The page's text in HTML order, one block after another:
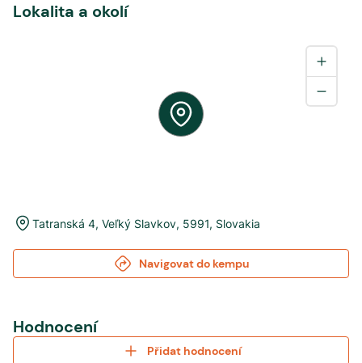
Lokalita a okolí
Tatranská 4, Veľký Slavkov, 5991, Slovakia
Navigovat do kempu
Hodnocení
Přidat hodnocení